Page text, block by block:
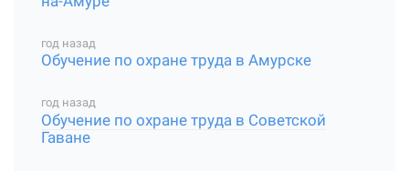
год назад
Обучение по охране труда в Амурске
год назад
Обучение по охране труда в Советской
Гаване